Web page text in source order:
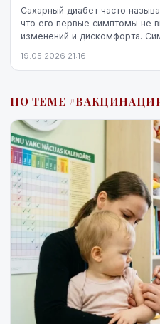
Сахарный диабет часто
что его первые симптомы не
изменений и дискомфорта.
19.05.2026 21:16
ПО ТЕМЕ